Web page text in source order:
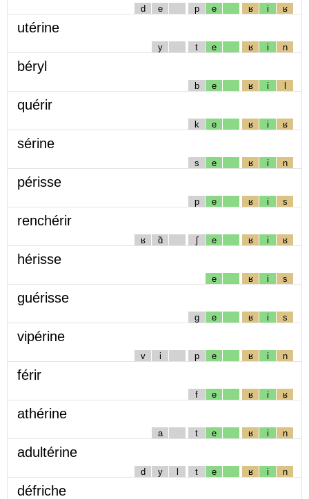
d e p e ʁ i ʁ
utérine
y t e ʁ i n
béryl
b e ʁ i l
quérir
k e ʁ i ʁ
sérine
s e ʁ i n
périsse
p e ʁ i s
renchérir
ʁ ɑ̃ ʃ e ʁ i ʁ
hérisse
e ʁ i s
guérisse
g e ʁ i s
vipérine
v i p e ʁ i n
férir
f e ʁ i ʁ
athérine
a t e ʁ i n
adultérine
d y l t e ʁ i n
défriche